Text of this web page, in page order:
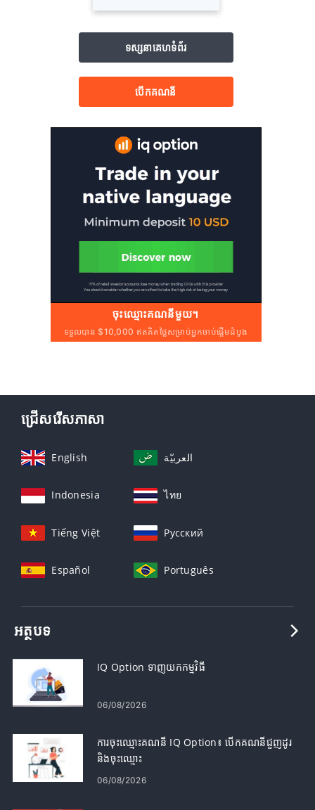
ទស្សនាគេហទំព័រ
បើក​គណនី
ចុះឈ្មោះគណនីមួយ។
ទទួលបាន $10,000 ឥតគិតថ្លៃសម្រាប់អ្នកចាប់ផ្តើមដំបូង
ជ្រើសរើសភាសា
English العربيّة
Indonesia ไทย
Tiếng Việt Русский
Español Português
អត្ថបទ
IQ Option ទាញយកកម្មវិធី
06/08/2026
ការចុះឈ្មោះគណនី IQ Option៖ បើកគណនីជួញដូរ
និងចុះឈ្មោះ
06/08/2026